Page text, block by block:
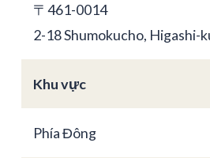
〒461-0014
2-18 Shumokucho, Higashi-
Khu vực
Phía Đông